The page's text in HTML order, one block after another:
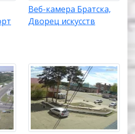
Веб-камера Братска,
Дворец искусств